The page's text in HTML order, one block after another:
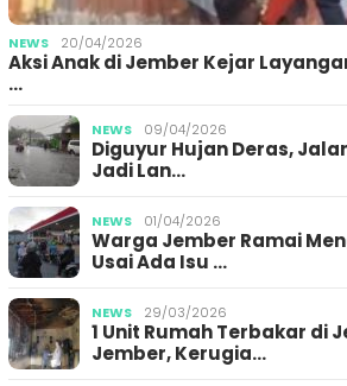
NEWS 20/04/2026
Aksi Anak di Jember Kejar
…
NEWS 09/04/2026
Diguyur Hujan Deras,
Jadi Lan…
NEWS 01/04/2026
Warga Jember Ramai
Usai Ada Isu …
NEWS 29/03/2026
1 Unit Rumah Terbakar di
Jember, Kerugia…